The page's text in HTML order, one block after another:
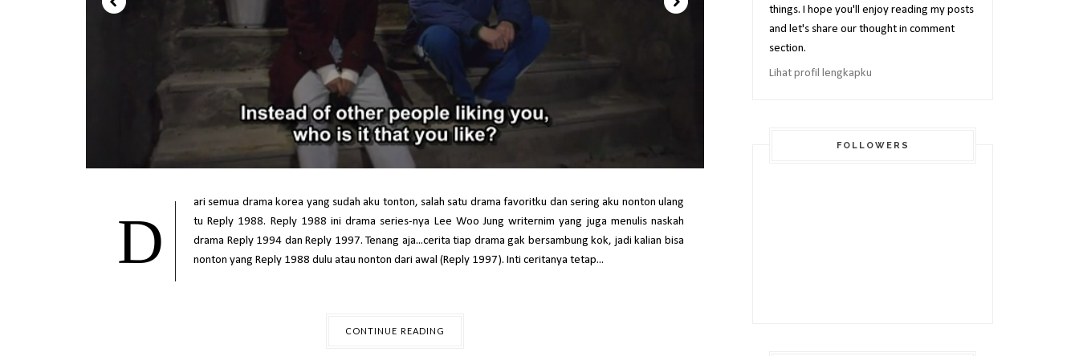
D
ari semua drama korea yang sudah aku tonton, salah satu drama favoritku dan sering aku nonton ulang
tu Reply 1988. Reply 1988 ini drama series-nya Lee Woo Jung writernim yang juga menulis naskah
drama Reply 1994 dan Reply 1997. Tenang aja...cerita tiap drama gak bersambung kok, jadi kalian bisa
nonton yang Reply 1988 dulu atau nonton dari awal (Reply 1997). Inti ceritanya tetap...
CONTINUE READING
things. I hope you'll enjoy reading my posts
and let's share our thought in comment
section.
Lihat profil lengkapku
FOLLOWERS